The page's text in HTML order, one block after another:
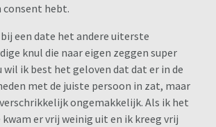
consent hebt.
een date het andere uiterste
knul die naar eigen zeggen super
wil ik best het geloven dat dat er in de
met de juiste persoon in zat, maar
ongemakkelijk. Als ik het
er vrij weinig uit en ik kreeg vrij